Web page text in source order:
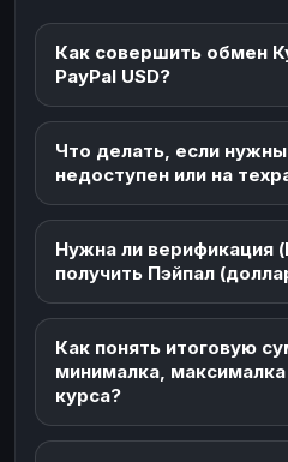
Как совершить обмен
PayPal USD?
Что делать, если
недоступен или на
Нужна ли верификация
получить Пэйпал
Как понять итоговую
минималка,
курса?